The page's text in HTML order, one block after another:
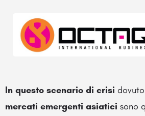
In questo scenario di crisi
mercati emergenti asiatici sono